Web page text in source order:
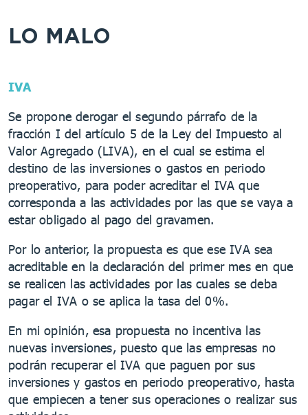
LO MALO
IVA
Se propone derogar el segundo párrafo de la
fracción I del artículo 5 de la Ley del Impuesto al
Valor Agregado (LIVA), en el cual se estima el
destino de las inversiones o gastos en periodo
preoperativo, para poder acreditar el IVA que
corresponda a las actividades por las que se vaya a
estar obligado al pago del gravamen.
Por lo anterior, la propuesta es que ese IVA sea
acreditable en la declaración del primer mes en que
se realicen las actividades por las cuales se deba
pagar el IVA o se aplica la tasa del 0%.
En mi opinión, esa propuesta no incentiva las
nuevas inversiones, puesto que las empresas no
podrán recuperar el IVA que paguen por sus
inversiones y gastos en periodo preoperativo, hasta
que empiecen a tener sus operaciones o realizar sus